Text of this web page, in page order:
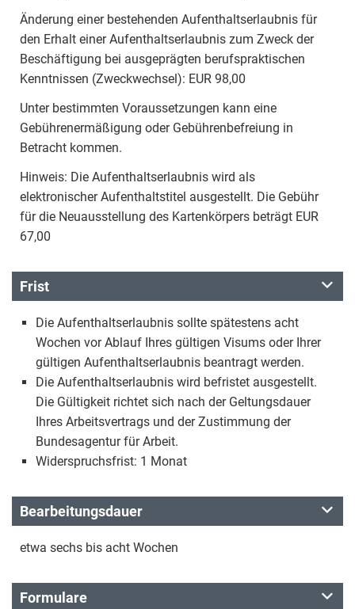
Änderung einer bestehenden Aufenthaltserlaubnis für
den Erhalt einer Aufenthaltserlaubnis zum Zweck der
Beschäftigung bei ausgeprägten berufspraktischen
Kenntnissen (Zweckwechsel): EUR 98,00
Unter bestimmten Voraussetzungen kann eine
Gebührenermäßigung oder Gebührenbefreiung in
Betracht kommen.
Hinweis: Die Aufenthaltserlaubnis wird als
elektronischer Aufenthaltstitel ausgestellt. Die Gebühr
für die Neuausstellung des Kartenkörpers beträgt EUR
67,00
Frist
Die Aufenthaltserlaubnis sollte spätestens acht
Wochen vor Ablauf Ihres gültigen Visums oder Ihrer
gültigen Aufenthaltserlaubnis beantragt werden.
Die Aufenthaltserlaubnis wird befristet ausgestellt.
Die Gültigkeit richtet sich nach der Geltungsdauer
Ihres Arbeitsvertrags und der Zustimmung der
Bundesagentur für Arbeit.
Widerspruchsfrist: 1 Monat
Bearbeitungsdauer
etwa sechs bis acht Wochen
Formulare